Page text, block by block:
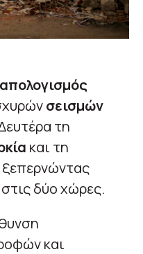
σεισμών
τη
και τη
ξεπερνώντας
στις δύο χώρες.
και